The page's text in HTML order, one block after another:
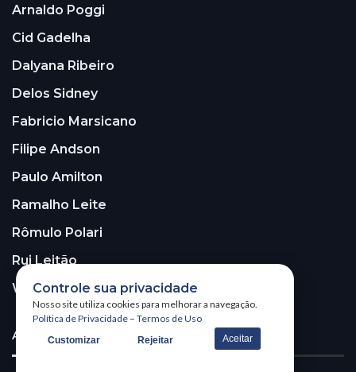
Arnaldo Poggi
Cid Gadelha
Dalyana Ribeiro
Delos Sidney
Fabricio Marsicano
Filipe Andson
Paulo Amilton
Ramalho Leite
Rômulo Polari
Rui Leitão
Walter Santos
ASSINE A NOSSA NEWSLETTER!
Controle sua privacidade
Nosso site utiliza cookies para melhorar a navegação.
Política de Privacidade – Termos de Uso
Customizar Rejeitar Aceitar